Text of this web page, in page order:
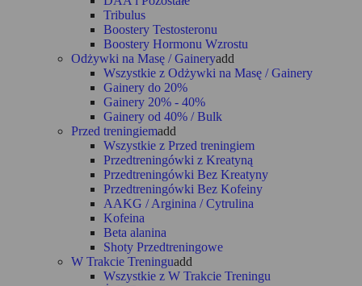
Tribulus
Boostery Testosteronu
Boostery Hormonu Wzrostu
Odżywki na Masę / Gaineryadd
Wszystkie z Odżywki na Masę / Gainery
Gainery do 20%
Gainery 20% - 40%
Gainery od 40% / Bulk
Przed treningiemadd
Wszystkie z Przed treningiem
Przedtreningówki z Kreatyną
Przedtreningówki Bez Kreatyny
Przedtreningówki Bez Kofeiny
AAKG / Arginina / Cytrulina
Kofeina
Beta alanina
Shoty Przedtreningowe
W Trakcie Treninguadd
Wszystkie z W Trakcie Treningu